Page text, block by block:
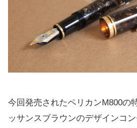
今回発売されたペリカンM800の
ッサンスブラウンのデザインコ